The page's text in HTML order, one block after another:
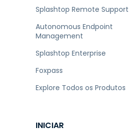
Splashtop Remote Support
Autonomous Endpoint
Management
Splashtop Enterprise
Foxpass
Explore Todos os Produtos
INICIAR